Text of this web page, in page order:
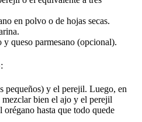
en polvo o de hojas secas.
y queso parmesano (opcional).
:
pequeños) y el perejil. Luego, en
bien el ajo y el perejil
hasta que todo quede